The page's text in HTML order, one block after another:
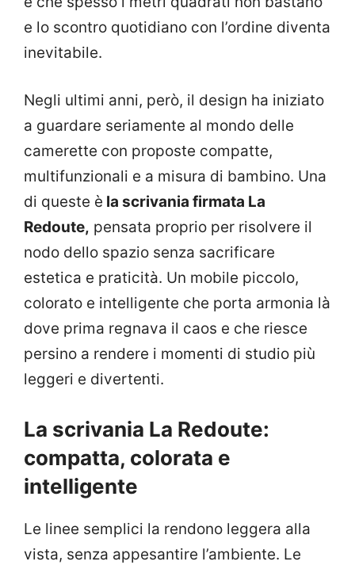
e lo scontro quotidiano con l’ordine diventa
inevitabile.
Negli ultimi anni, però, il design ha iniziato
a guardare seriamente al mondo delle
camerette con proposte compatte,
multifunzionali e a misura di bambino. Una
di queste è la scrivania firmata La
Redoute, pensata proprio per risolvere il
nodo dello spazio senza sacrificare
estetica e praticità. Un mobile piccolo,
colorato e intelligente che porta armonia là
dove prima regnava il caos e che riesce
persino a rendere i momenti di studio più
leggeri e divertenti.
La scrivania La Redoute:
compatta, colorata e
intelligente
Le linee semplici la rendono leggera alla
vista, senza appesantire l’ambiente. Le